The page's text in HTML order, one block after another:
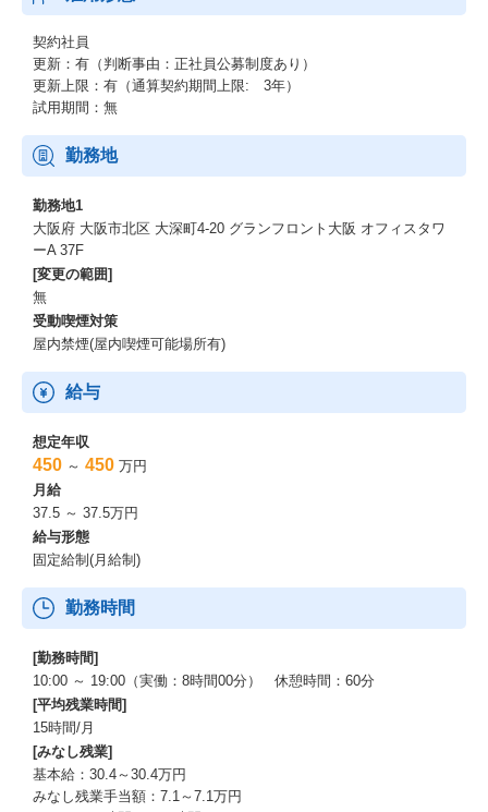
契約社員
更新：有（判断事由：正社員公募制度あり）
更新上限：有（通算契約期間上限: 3年）
試用期間：無
勤務地
勤務地1
大阪府 大阪市北区 大深町4-20 グランフロント大阪 オフィスタワ
ーA 37F
[変更の範囲]
無
受動喫煙対策
屋内禁煙(屋内喫煙可能場所有)
給与
想定年収
450 ～ 450 万円
月給
37.5 ～ 37.5万円
給与形態
固定給制(月給制)
勤務時間
[勤務時間]
10:00 ～ 19:00（実働：8時間00分） 休憩時間：60分
[平均残業時間]
15時間/月
[みなし残業]
基本給：30.4～30.4万円
みなし残業手当額：7.1～7.1万円